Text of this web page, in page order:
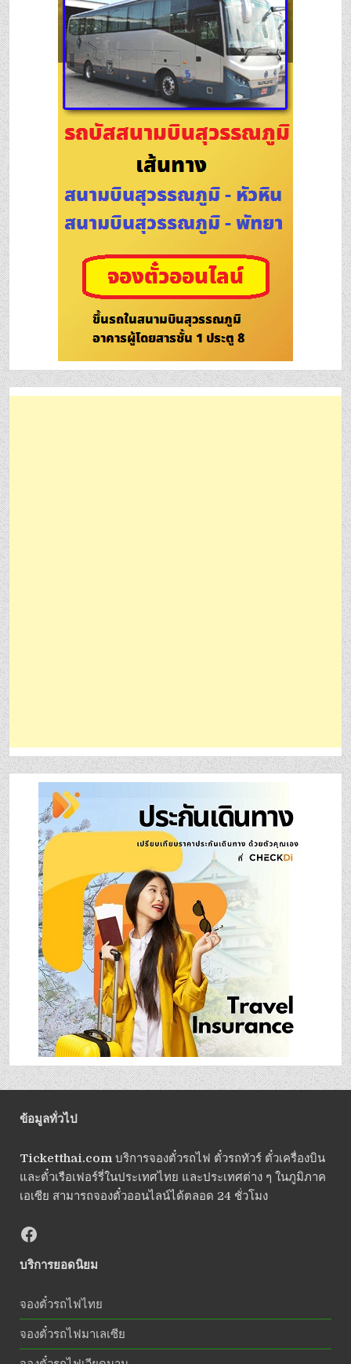
ข้อมูลทั่วไป
Ticketthai.comบริการจองตั๋วรถไฟ ตั๋วรถทัวร์ ตั๋วเครื่องบิน
และตั๋วเรือเฟอร์รี่ในประเทศไทย และประเทศต่าง ๆ ในภูมิภาค
เอเซีย สามารถจองตั๋วออนไลน์ได้ตลอด 24 ชั่วโมง
บริการยอดนิยม
จองตั๋วรถไฟไทย
จองตั๋วรถไฟมาเลเซีย